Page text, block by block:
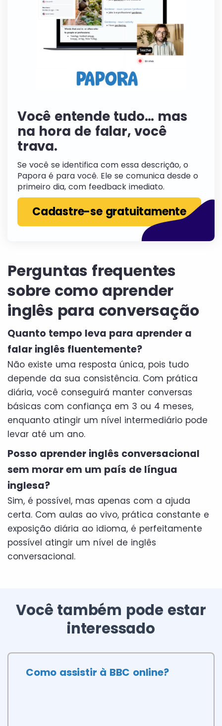
Você entende tudo… mas
na hora de falar, você
trava.
Se você se identifica com essa descrição, o
Papora é para você. Ele se comunica desde o
primeiro dia, com feedback imediato.
Cadastre-se gratuitamente
Perguntas frequentes
sobre como aprender
inglês para conversação
Quanto tempo leva para aprender a
falar inglês fluentemente?
Não existe uma resposta única, pois tudo
depende da sua consistência. Com prática
diária, você conseguirá manter conversas
básicas com confiança em 3 ou 4 meses,
enquanto atingir um nível intermediário pode
levar até um ano.
Posso aprender inglês conversacional
sem morar em um país de língua
inglesa?
Sim, é possível, mas apenas com a ajuda
certa. Com aulas ao vivo, prática constante e
exposição diária ao idioma, é perfeitamente
possível atingir um nível de inglês
conversacional.
Você também pode estar
interessado
Como assistir à BBC online?